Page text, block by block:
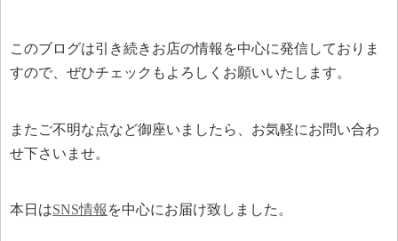
このブログは引き続きお店の情報を中心に発信しておりま
すので、ぜひチェックもよろしくお願いいたします。
またご不明な点など御座いましたら、お気軽にお問い合わ
せ下さいませ。
本日はSNS情報 を中心にお届け致しました。